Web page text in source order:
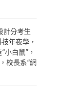
計分考生
年夜學，
小白鼠”，
校長系“網